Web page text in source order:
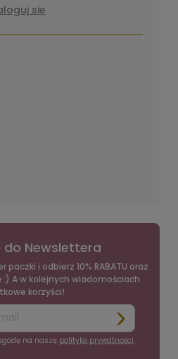
się
do Newslettera
i odbierz 10% RABATU oraz
A w kolejnych wiadomościach
korzyści!
na naszą politykę prywatności.